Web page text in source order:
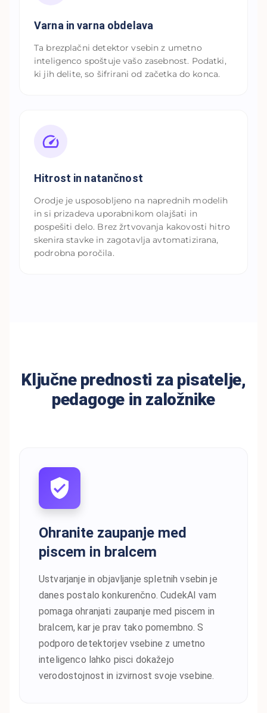
Varna in varna obdelava
Ta brezplačni detektor vsebin z umetno
inteligenco spoštuje vašo zasebnost. Podatki,
ki jih delite, so šifrirani od začetka do konca.
Hitrost in natančnost
Orodje je usposobljeno na naprednih modelih
in si prizadeva uporabnikom olajšati in
pospešiti delo. Brez žrtvovanja kakovosti hitro
skenira stavke in zagotavlja avtomatizirana,
podrobna poročila.
Ključne prednosti za pisatelje,
pedagoge in založnike
Ohranite zaupanje med
piscem in bralcem
Ustvarjanje in objavljanje spletnih vsebin je
danes postalo konkurenčno. CudekAI vam
pomaga ohranjati zaupanje med piscem in
bralcem, kar je prav tako pomembno. S
podporo detektorjev vsebine z umetno
inteligenco lahko pisci dokažejo
verodostojnost in izvirnost svoje vsebine.